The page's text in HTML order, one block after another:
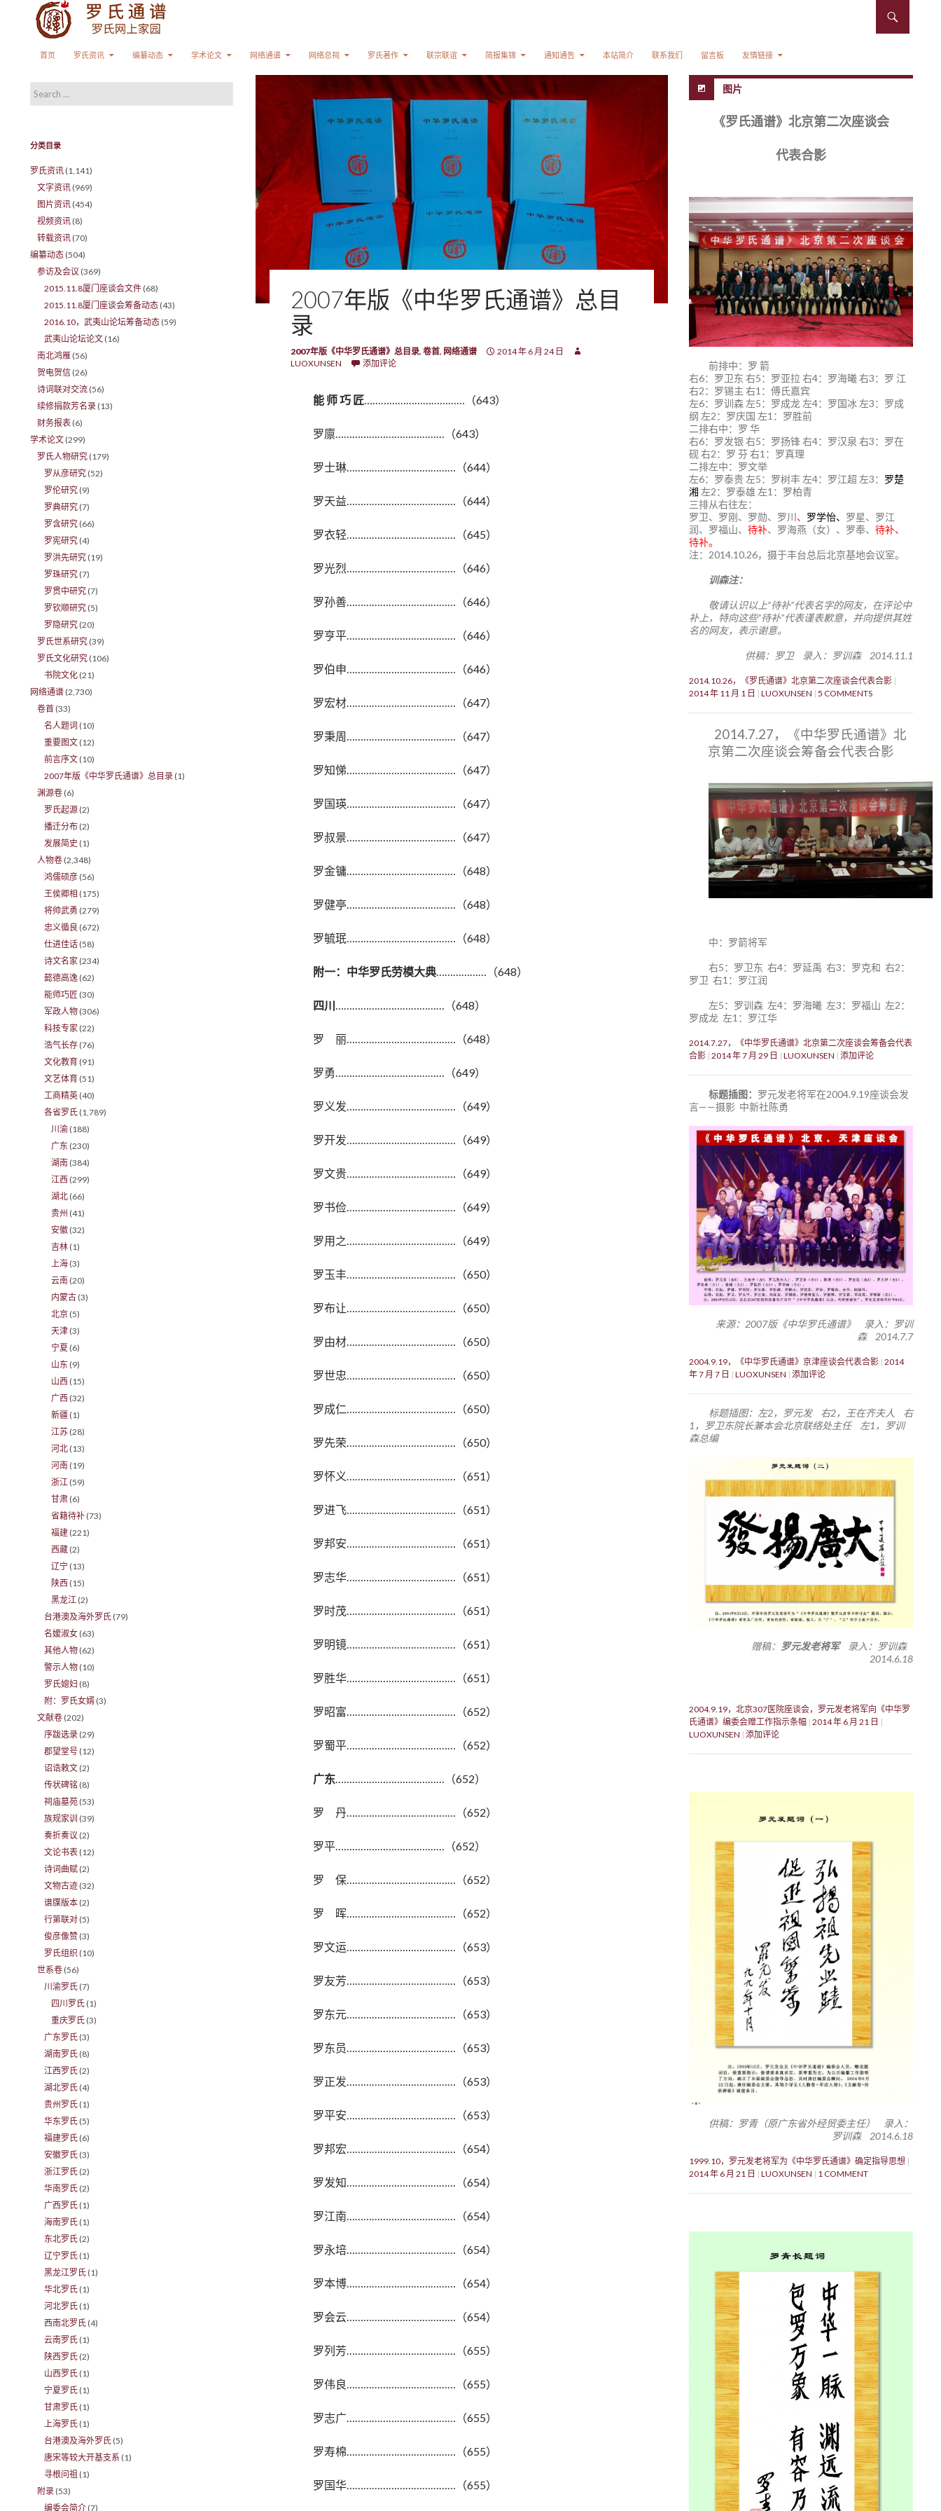
首页
罗氏资讯 编纂动态 学术论文 网络通谱 网络总祠 罗氏著作 联宗联谊 简报集锦 通知通告 本站简介 联系我们 留言板 友情链接
2007年版《中华罗氏通谱》总目
录
2007年版《中华罗氏通谱》总目录, 卷首, 网络通谱
2014 年 6 月 24 日
LUOXUNSEN
添加评论
能 师 巧 匠………………………………（643）
罗廪…………………………………（643）
罗士琳…………………………………（644）
罗天益…………………………………（644）
罗衣轻…………………………………（645）
罗光烈…………………………………（646）
罗孙善…………………………………（646）
罗亨平…………………………………（646）
罗伯申…………………………………（646）
罗宏材…………………………………（647）
罗秉周…………………………………（647）
罗知悌…………………………………（647）
罗国瑛…………………………………（647）
罗叔景…………………………………（647）
罗金镛…………………………………（648）
罗健亭…………………………………（648）
罗毓珉…………………………………（648）
附一：中华罗氏劳模大典………………（648）
四川…………………………………（648）
罗 丽…………………………………（648）
罗勇…………………………………（649）
罗义发…………………………………（649）
罗开发…………………………………（649）
罗文贵…………………………………（649）
罗书俭…………………………………（649）
罗用之…………………………………（649）
罗玉丰…………………………………（650）
罗布让…………………………………（650）
罗由材…………………………………（650）
罗世忠…………………………………（650）
罗成仁…………………………………（650）
罗先荣…………………………………（650）
罗怀义…………………………………（651）
罗进飞…………………………………（651）
罗邦安…………………………………（651）
罗志华…………………………………（651）
罗时茂…………………………………（651）
罗明镜…………………………………（651）
罗胜华…………………………………（651）
罗昭富…………………………………（652）
罗蜀平…………………………………（652）
广东…………………………………（652）
罗 丹…………………………………（652）
罗平…………………………………（652）
罗 保…………………………………（652）
罗 晖…………………………………（652）
罗文运…………………………………（653）
罗友芳…………………………………（653）
罗东元…………………………………（653）
罗东员…………………………………（653）
罗正发…………………………………（653）
罗平安…………………………………（653）
罗邦宏…………………………………（654）
罗发知…………………………………（654）
罗江南…………………………………（654）
罗永培…………………………………（654）
罗本博…………………………………（654）
罗会云…………………………………（654）
罗列芳…………………………………（655）
罗伟良…………………………………（655）
罗志广…………………………………（655）
罗寿棉…………………………………（655）
罗国华…………………………………（655）
图片
《罗氏通谱》北京第二次座谈会
代表合影
前排中：罗 箭
右6：罗卫东 右5：罗亚拉 右4：罗海曦 右3：罗 江
右2：罗锡主 右1：傅氏嘉宾
左6：罗训森 左5：罗成龙 左4：罗国冰 左3：罗成
纲 左2：罗庆国 左1：罗胜前
二排右中：罗 华
右6：罗发银 右5：罗扬锋 右4：罗汉泉 右3：罗在
砚 右2：罗 芬 右1：罗真理
二排左中：罗文举
左6：罗泰贵 左5：罗树丰 左4：罗江超 左3： 罗楚
湘 左2：罗泰雄 左1：罗柏青
三排从右往左：
罗卫、罗刚、罗勋、罗川、 罗学怡、 罗星、罗江
润、罗福山、 待补、罗海燕（女）、罗奉、 待补、
待补。
注：2014.10.26，摄于丰台总后北京基地会议室。
训森注：
敬请认识以上“待补”代表名字的网友，在评论中
补上，特向这些“待补”代表谨表歉意，并向提供其姓
名的网友，表示谢意。
供稿：罗卫 录入：罗训森 2014.11.1
2014.10.26，《罗氏通谱》北京第二次座谈会代表合影
2014 年 11 月 1 日
LUOXUNSEN 5 COMMENTS
2014.7.27，《中华罗氏通谱》北
京第二次座谈会筹备会代表合影
中：罗箭将军
右5：罗卫东 右4：罗延禹 右3：罗克和 右2：
罗卫 右1：罗江润
左5：罗训森 左4：罗海曦 左3：罗福山 左2：
罗成龙 左1：罗江华
2014.7.27，《中华罗氏通谱》北京第二次座谈会筹备会代表
合影 2014 年 7 月 29 日 LUOXUNSEN 添加评论
标题插图： 罗元发老将军在2004.9.19座谈会发
言——摄影 中新社陈勇
来源：2007版《中华罗氏通谱》 录入：罗训
森 2014.7.7
2004.9.19，《中华罗氏通谱》京津座谈会代表合影 2014
年 7 月 7 日
LUOXUNSEN 添加评论
标题插图：左2，罗元发 右2，王在齐夫人 右
1，罗卫东院长兼本会北京联络处主任 左1，罗训
森总编
赠稿： 罗元发老将军录入：罗训森
2014.6.18
2004.9.19，北京307医院座谈会，罗元发老将军向《中华罗
氏通谱》编委会赠工作指示条幅 2014 年 6 月 21 日
LUOXUNSEN 添加评论
供稿：罗青（原广东省外经贸委主任） 录入：
罗训森 2014.6.18
1999.10，罗元发老将军为《中华罗氏通谱》确定指导思想
2014 年 6 月 21 日
LUOXUNSEN 1 COMMENT
Search for:
分类目录
罗氏资讯 (1,141)
文字资讯 (969)
图片资讯 (454)
视频资讯 (8)
转载资讯 (70)
编纂动态 (504)
参访及会议 (369)
2015.11.8厦门座谈会文件 (68)
2015.11.8厦门座谈会筹备动态 (43)
2016.10，武夷山论坛筹备动态 (59)
武夷山论坛论文 (16)
南北鸿雁 (56)
贺电贺信 (26)
诗词联对交流 (56)
续修捐款芳名录 (13)
财务报表 (6)
学术论文 (299)
罗氏人物研究 (179)
罗从彦研究 (52)
罗伦研究 (9)
罗典研究 (7)
罗含研究 (66)
罗宪研究 (4)
罗洪先研究 (19)
罗珠研究 (7)
罗贯中研究 (7)
罗钦顺研究 (5)
罗隐研究 (20)
罗氏世系研究 (39)
罗氏文化研究 (106)
书院文化 (21)
网络通谱 (2,730)
卷首 (33)
名人题词 (10)
重要图文 (12)
前言序文 (10)
2007年版《中华罗氏通谱》总目录 (1)
渊源卷 (6)
罗氏起源 (2)
播迁分布 (2)
发展简史 (1)
人物卷 (2,348)
鸿儒硕彦 (56)
王侯卿相 (175)
将帅武勇 (279)
忠义循良 (672)
仕进佳话 (58)
诗文名家 (234)
懿德高逸 (62)
能师巧匠 (30)
军政人物 (306)
科技专家 (22)
浩气长存 (76)
文化教育 (91)
文艺体育 (51)
工商精英 (40)
各省罗氏 (1,789)
川渝 (188)
广东 (230)
湖南 (384)
江西 (299)
湖北 (66)
贵州 (41)
安徽 (32)
吉林 (1)
上海 (3)
云南 (20)
内蒙古 (3)
北京 (5)
天津 (3)
宁夏 (6)
山东 (9)
山西 (15)
广西 (32)
新疆 (1)
江苏 (28)
河北 (13)
河南 (19)
浙江 (59)
甘肃 (6)
省籍待补 (73)
福建 (221)
西藏 (2)
辽宁 (13)
陕西 (15)
黑龙江 (2)
台港澳及海外罗氏 (79)
名嫒淑女 (63)
其他人物 (62)
警示人物 (10)
罗氏媳妇 (8)
附：罗氏女婿 (3)
文献卷 (202)
序跋选录 (29)
郡望堂号 (12)
诏诰敕文 (2)
传状碑铭 (8)
祠庙墓苑 (53)
族规家训 (39)
奏折奏议 (2)
文论书表 (12)
诗词曲赋 (2)
文物古迹 (32)
谱牒版本 (2)
行第联对 (5)
俊彦像赞 (3)
罗氏组织 (10)
世系卷 (56)
川渝罗氏 (7)
四川罗氏 (1)
重庆罗氏 (3)
广东罗氏 (3)
湖南罗氏 (8)
江西罗氏 (2)
湖北罗氏 (4)
贵州罗氏 (1)
华东罗氏 (5)
福建罗氏 (6)
安徽罗氏 (3)
浙江罗氏 (2)
华南罗氏 (2)
广西罗氏 (1)
海南罗氏 (1)
东北罗氏 (2)
辽宁罗氏 (1)
黑龙江罗氏 (1)
华北罗氏 (1)
河北罗氏 (1)
西南北罗氏 (4)
云南罗氏 (1)
陕西罗氏 (2)
山西罗氏 (1)
宁夏罗氏 (1)
甘肃罗氏 (1)
上海罗氏 (1)
台港澳及海外罗氏 (5)
唐宋等较大开基支系 (1)
寻根问祖 (1)
附录 (53)
编委会简介 (7)